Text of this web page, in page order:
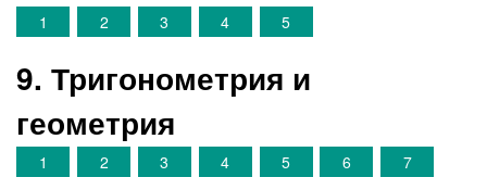
1 2 3 4 5
9. Тригонометрия и
геометрия
1 2 3 4 5 6
7